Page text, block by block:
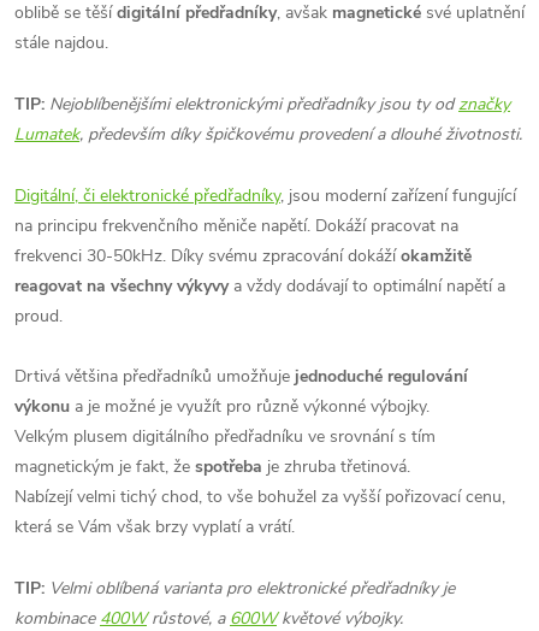
oblibě se těšídigitální předřadníky, avšak magnetické své uplatnění
stále najdou.
TIP: Nejoblíbenějšími elektronickými předřadníky jsou ty odznačky
Lumatek, především díky špičkovému provedení a dlouhé životnosti.
Digitální, či elektronické předřadníky, jsou moderní zařízení fungující
na principu frekvenčního měniče napětí. Dokáží pracovat na
frekvenci 30-50kHz. Díky svému zpracování dokážíokamžitě
reagovat na všechny výkyvya vždy dodávají to optimální napětí a
proud.
Drtivá většina předřadníků umožňuje jednoduché regulování
výkonu a je možné je využít pro různě výkonné výbojky.
Velkým plusem digitálního předřadníku ve srovnání s tím
magnetickým je fakt, že spotřeba je zhruba třetinová.
Nabízejí velmi tichý chod, to vše bohužel za vyšší pořizovací cenu,
která se Vám však brzy vyplatí a vrátí.
TIP: Velmi oblíbená varianta pro elektronické předřadníky je
kombinace 400Wrůstové, a 600Wkvětové výbojky.